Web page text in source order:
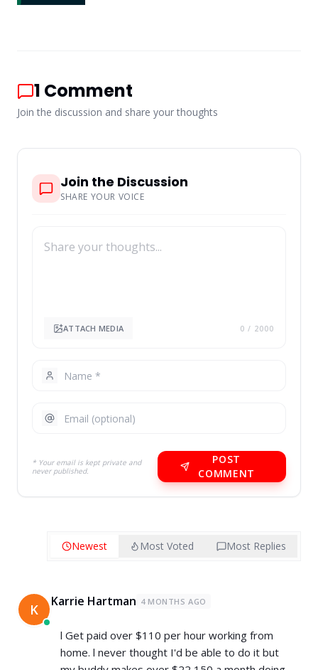
1 Comment
Join the discussion and share your thoughts
Join the Discussion
SHARE YOUR VOICE
ATTACH MEDIA 0 / 2000
* Your email is kept private and
never published.
POST
COMMENT
Newest Most Voted Most Replies
K Karrie Hartman 4 MONTHS AGO
l Get paid over $110 per hour working from
home. l never thought I'd be able to do it but